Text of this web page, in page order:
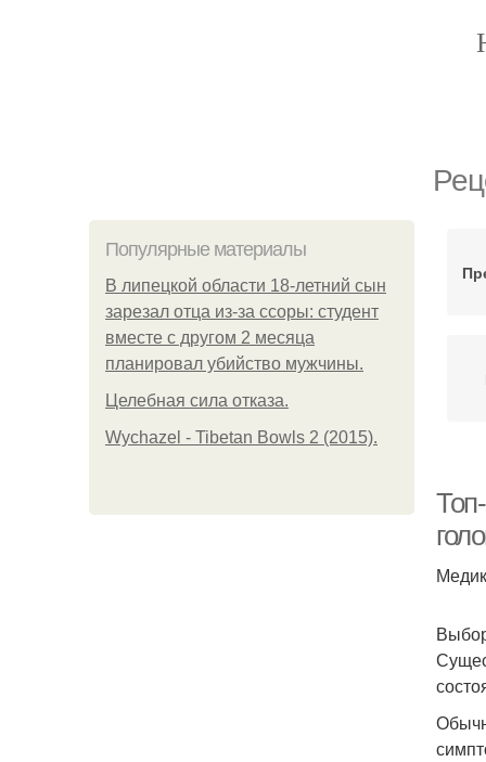
Популярные материалы
В липецкой области 18-летний сын
зарезал отца из-за ссоры: студент
вместе с другом 2 месяца
планировал убийство мужчины.
Целебная сила отказа.
Wychazel - Tibetan Bowls 2 (2015).